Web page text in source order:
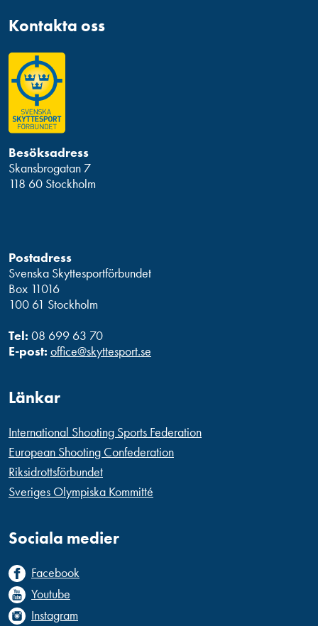
Kontakta oss
Besöksadress
Skansbrogatan 7
118 60 Stockholm
Postadress
Svenska Skyttesportförbundet
Box 11016
100 61 Stockholm
Tel: 08 699 63 70
E-post: office@skyttesport.se
Länkar
International Shooting Sports Federation
European Shooting Confederation
Riksidrottsförbundet
Sveriges Olympiska Kommitté
Sociala medier
Facebook
Youtube
Instagram